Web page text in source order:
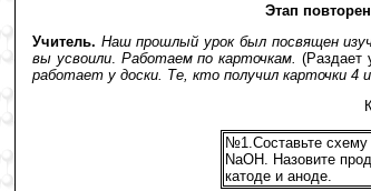
Этап
Учитель. Наш прошлый урок был посвящен
вы усвоили. Работаем по карточкам. (Раздает
работает у доски. Те, кто получил карточки 4
№1.Составьте схему
NaОН. Назовите
катоде и аноде.